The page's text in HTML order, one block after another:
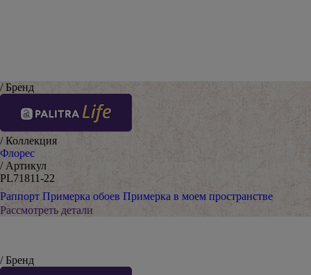
/ Бренд
/ Коллекция
Флорес
/ Артикул
PL71811-22
Раппорт Примерка обоев Примерка в моем пространстве
Рассмотреть детали
/ Бренд